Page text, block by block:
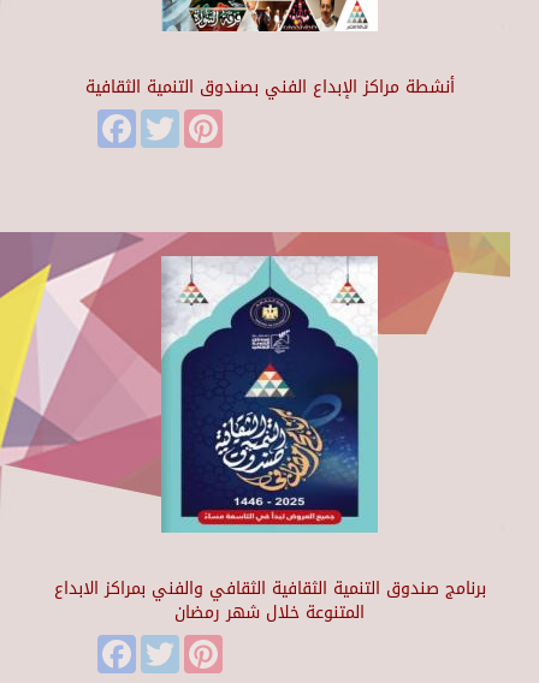
أنشطة مراكز الإبداع الفني بصندوق التنمية الثقافية
FacebookTwitter
برنامج صندوق التنمية الثقافية الثقافي والفني بمراكز الابداع
المتنوعة خلال شهر رمضان
FacebookTwitter